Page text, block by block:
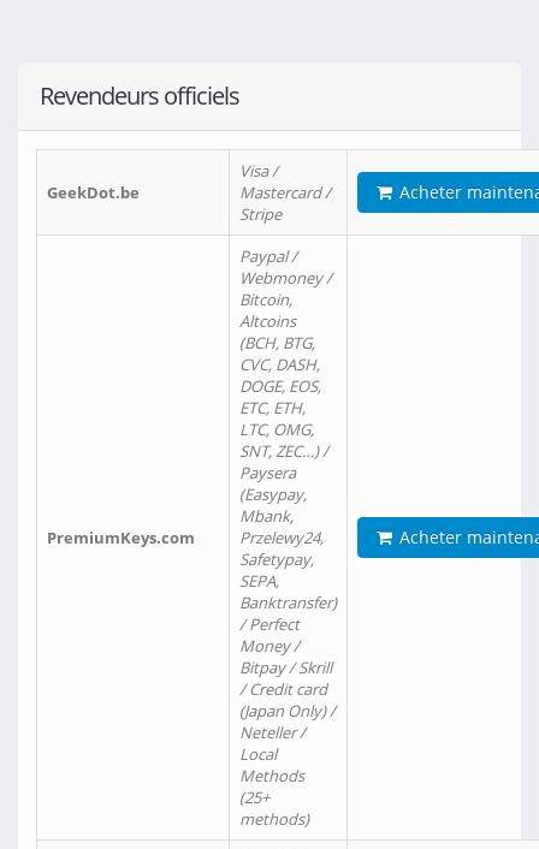
Revendeurs officiels
GeekDot.be
Visa /
Mastercard /
Stripe
Acheter
PremiumKeys.com
Paypal /
Webmoney /
Bitcoin,
Altcoins
(BCH, BTG,
CVC, DASH,
DOGE, EOS,
ETC, ETH,
LTC, OMG,
SNT, ZEC…) /
Paysera
(Easypay,
Mbank,
Przelewy24,
Safetypay,
SEPA,
Banktransfer)
/ Perfect
Money /
Bitpay / Skrill
/ Credit card
(Japan Only) /
Neteller /
Local
Methods
(25+
methods)
Acheter